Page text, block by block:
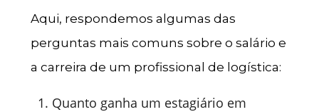
Aqui, respondemos algumas das
perguntas mais comuns sobre o salário e
a carreira de um profissional de logística:
Quanto ganha um estagiário em